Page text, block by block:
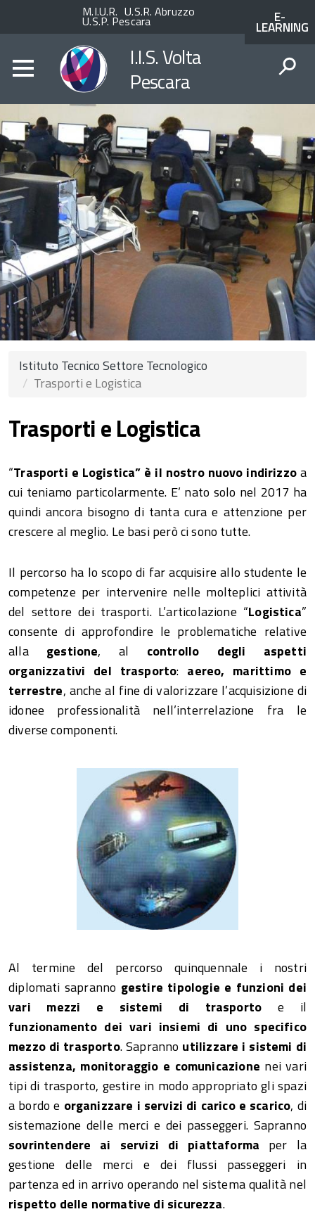
superiori
M.I.U.R. U.S.R. Abruzzo
U.S.P. Pescara AI
SERVIZI
SPID
E-
LEARNING
I.I.S. Volta
Pescara
Istituto Tecnico Settore Tecnologico
Trasporti e Logistica
Trasporti e Logistica
“Trasporti e Logistica” è il nostro nuovo indirizzoa
cui teniamo particolarmente. E’ nato solo nel 2017 ha
quindi ancora bisogno di tanta cura e attenzione per
crescere al meglio. Le basi però ci sono tutte.
Il percorso ha lo scopo di far acquisire allo studente le
competenze per intervenire nelle molteplici attività
del settore dei trasporti. L’articolazione “Logistica”
consente di approfondire le problematiche relative
allagestione, al controllo degli aspetti
organizzativi del trasporto: aereo, marittimo e
terrestre, anche al fine di valorizzare l’acquisizione di
idonee professionalità nell’interrelazione fra le
diverse componenti.
Al termine del percorso quinquennale i nostri
diplomati sapranno gestire tipologie e funzioni dei
vari mezzi e sistemi di trasporto e il
funzionamento dei vari insiemi di uno specifico
mezzo di trasporto. Sapranno utilizzare i sistemi di
assistenza, monitoraggio e comunicazione nei vari
tipi di trasporto, gestire in modo appropriato gli spazi
a bordo e organizzare i servizi di carico e scarico, di
sistemazione delle merci e dei passeggeri. Sapranno
sovrintendere ai servizi di piattaforma per la
gestione delle merci e dei flussi passeggeri in
partenza ed in arrivo operando nel sistema qualità nel
rispetto delle normative di sicurezza.